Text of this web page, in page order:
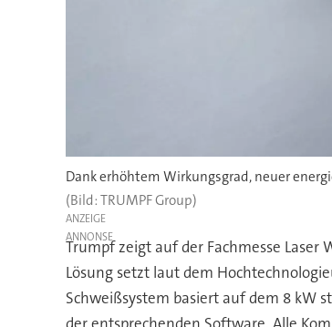
Dank erhöhtem Wirkungsgrad, neuer
(Bild: TRUMPF Group)
ANZEIGE
Trumpf zeigt auf der Fachmesse
Lösung setzt laut dem
Schweißsystem basiert auf dem 8 kW